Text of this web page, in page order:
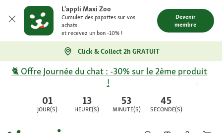
L'appli Maxi Zoo
Cumulez des papattes sur vos
achats
et recevez un bon -10% !
Devenir
membre
Click & Collect 2h GRATUIT
01
JOUR(S)
13
HEURE(S)
53
MINUTE(S)
45
SECONDE(S)
🐈 Offre Journée du chat : -30% sur le 2ème produit
!